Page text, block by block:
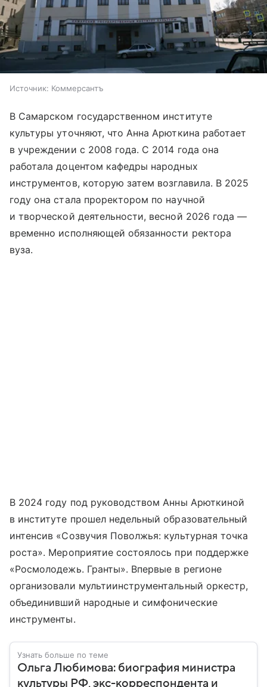
Источник: Коммерсантъ
В Самарском государственном институте
культуры уточняют, что Анна Арюткина работает
в учреждении с 2008 года. С 2014 года она
работала доцентом кафедры народных
инструментов, которую затем возглавила. В 2025
году она стала проректором по научной
и творческой деятельности, весной 2026 года —
временно исполняющей обязанности ректора
вуза.
В 2024 году под руководством Анны Арюткиной
в институте прошел недельный образовательный
интенсив «Созвучия Поволжья: культурная точка
роста». Мероприятие состоялось при поддержке
«Росмолодежь. Гранты». Впервые в регионе
организовали мультиинструментальный оркестр,
объединивший народные и симфонические
инструменты.
Узнать больше по теме
Ольга Любимова: биография министра
культуры РФ, экс-корреспондента и